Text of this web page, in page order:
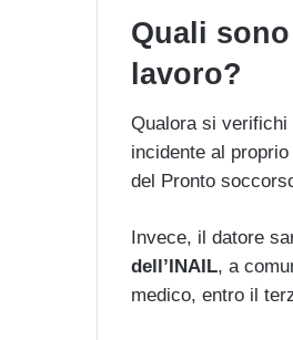
Quali
lavoro?
Qualora si verifichi
incidente al
del Pronto
Invece, il datore
dell’INAIL, a
medico, entro il